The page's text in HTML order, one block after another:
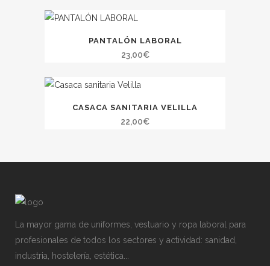
PANTALÓN LABORAL
23,00€
CASACA SANITARIA VELILLA
22,00€
La mayor gama de uniformes, vestuario y ropa laboral para
profesionales de todos los sectores y actividad: sanidad,
industria, hostelería, estética...